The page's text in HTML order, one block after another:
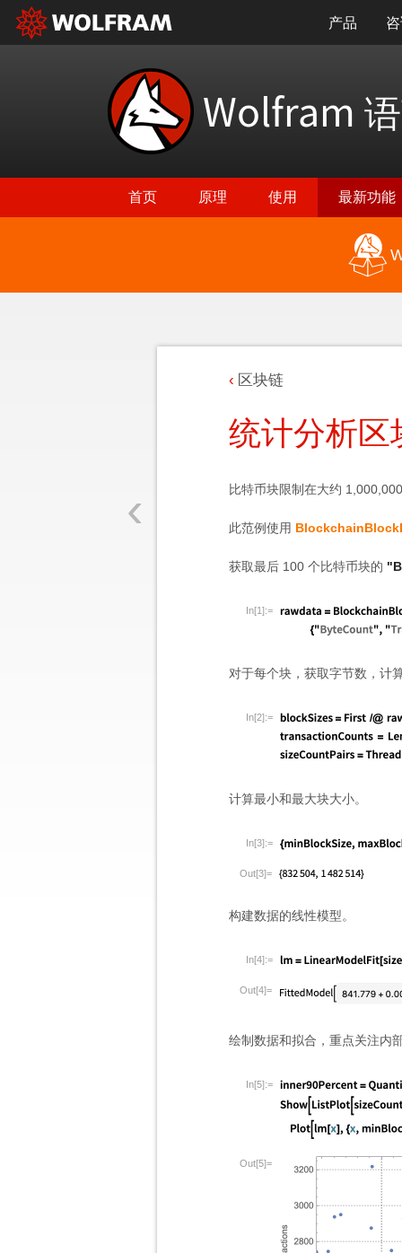
产品
Wolfram
首页 原理 使用 最新功能
‹
区块链
统计分析区
比特币块限制在大约
此范例使用
获取最后 100 个比特币块的
In[1]:=
对于每个块，获取字节数，计
In[2]:=
计算最小和最大块大小。
In[3]:=
Out[3]=
构建数据的线性模型。
In[4]:=
Out[4]=
绘制数据和拟合，重点关注内
In[5]:=
Out[5]=